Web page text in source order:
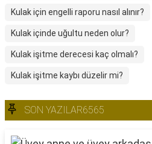
Kulak için engelli raporu nasıl alınır?
Kulak içinde uğultu neden olur?
Kulak işitme derecesi kaç olmalı?
Kulak işitme kaybı düzelir mi?
SON YAZILAR6565